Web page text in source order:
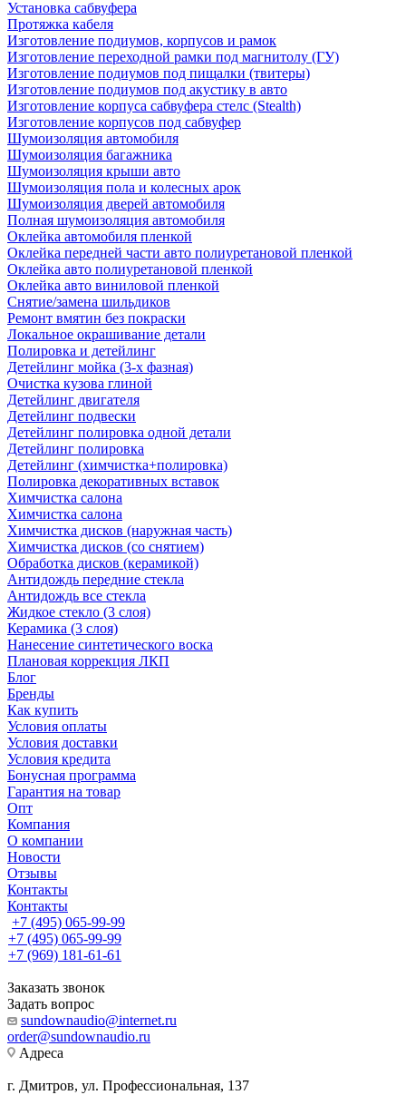
Установка сабвуфера
Протяжка кабеля
Изготовление подиумов, корпусов и рамок
Изготовление переходной рамки под магнитолу (ГУ)
Изготовление подиумов под пищалки (твитеры)
Изготовление подиумов под акустику в авто
Изготовление корпуса сабвуфера стелс (Stealth)
Изготовление корпусов под сабвуфер
Шумоизоляция автомобиля
Шумоизоляция багажника
Шумоизоляция крыши авто
Шумоизоляция пола и колесных арок
Шумоизоляция дверей автомобиля
Полная шумоизоляция автомобиля
Оклейка автомобиля пленкой
Оклейка передней части авто полиуретановой пленкой
Оклейка авто полиуретановой пленкой
Оклейка авто виниловой пленкой
Снятие/замена шильдиков
Ремонт вмятин без покраски
Локальное окрашивание детали
Полировка и детейлинг
Детейлинг мойка (3-х фазная)
Очистка кузова глиной
Детейлинг двигателя
Детейлинг подвески
Детейлинг полировка одной детали
Детейлинг полировка
Детейлинг (химчистка+полировка)
Полировка декоративных вставок
Химчистка салона
Химчистка салона
Химчистка дисков (наружная часть)
Химчистка дисков (со снятием)
Обработка дисков (керамикой)
Антидождь передние стекла
Антидождь все стекла
Жидкое стекло (3 слоя)
Керамика (3 слоя)
Нанесение синтетического воска
Плановая коррекция ЛКП
Блог
Бренды
Как купить
Условия оплаты
Условия доставки
Условия кредита
Бонусная программа
Гарантия на товар
Опт
Компания
О компании
Новости
Отзывы
Контакты
Контакты
+7 (495) 065-99-99
+7 (495) 065-99-99
+7 (969) 181-61-61
Заказать звонок
Задать вопрос
sundownaudio@internet.ru
order@sundownaudio.ru
Адреса
г. Дмитров, ул. Профессиональная, 137